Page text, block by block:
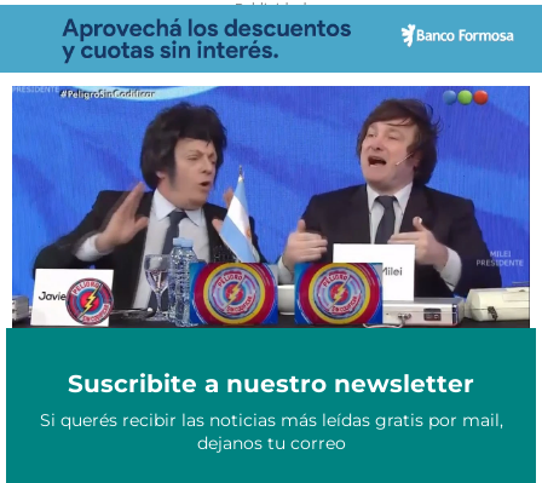
- Publicidad -
Milei sin Milei: la búsqueda de un garante del ajuste
Mayo 19, 2026
Suscribite a nuestro newsletter
Si querés recibir las noticias más leídas gratis por mail,
dejanos tu correo